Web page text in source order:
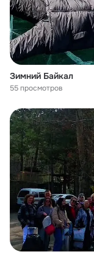
Зимний Байкал
55 просмотров